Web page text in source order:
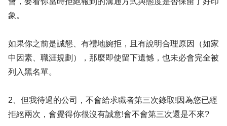
象。
如果你之前是誠懇、有禮地婉拒，且有說明合理原因（如家
中因素、職涯規劃），那麼即使留下遺憾，也未必會完全被
列入黑名單。
2、但我待過的公司，不會給求職者第三次錄取!因為您已經
拒絕兩次，會覺得你很沒有誠意!會不會第三次還是不來?